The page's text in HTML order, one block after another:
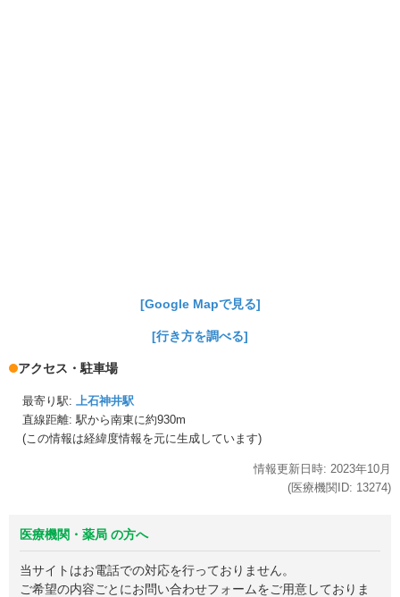
[Google Mapで見る]
[行き方を調べる]
アクセス・駐車場
最寄り駅:
上石神井駅
直線距離: 駅から南東に約930m
(この情報は経緯度情報を元に生成しています)
情報更新日時: 2023年10月
(医療機関ID: 13274)
医療機関・薬局 の方へ
当サイトはお電話での対応を行っておりません。
ご希望の内容ごとにお問い合わせフォームをご用意しておりま